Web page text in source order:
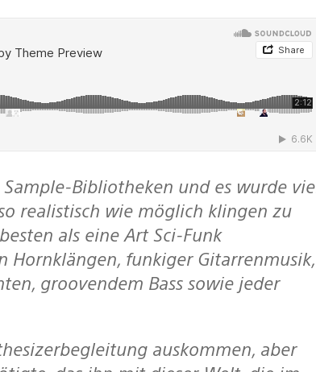
realistisch wie möglich klingen zu
als eine Art Sci-Funk
Hornklängen, funkiger Gitarrenmusik,
groovendem Bass sowie jeder